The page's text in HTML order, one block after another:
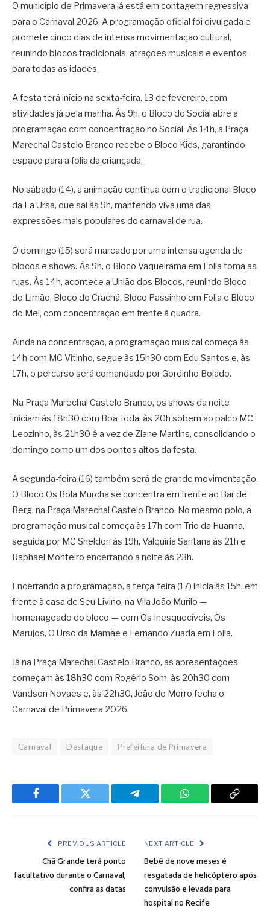
O município de Primavera já está em contagem regressiva
para o Carnaval 2026. A programação oficial foi divulgada e
promete cinco dias de intensa movimentação cultural,
reunindo blocos tradicionais, atrações musicais e eventos
para todas as idades.
A festa terá início na sexta-feira, 13 de fevereiro, com
atividades já pela manhã. Às 9h, o Bloco do Social abre a
programação com concentração no Social. Às 14h, a Praça
Marechal Castelo Branco recebe o Bloco Kids, garantindo
espaço para a folia da criançada.
No sábado (14), a animação continua com o tradicional Bloco
da La Ursa, que sai às 9h, mantendo viva uma das
expressões mais populares do carnaval de rua.
O domingo (15) será marcado por uma intensa agenda de
blocos e shows. Às 9h, o Bloco Vaqueirama em Folia toma as
ruas. Às 14h, acontece a União dos Blocos, reunindo Bloco
do Limão, Bloco do Crachá, Bloco Passinho em Folia e Bloco
do Mel, com concentração em frente à quadra.
Ainda na concentração, a programação musical começa às
14h com MC Vitinho, segue às 15h30 com Edu Santos e, às
17h, o percurso será comandado por Gordinho Bolado.
Na Praça Marechal Castelo Branco, os shows da noite
iniciam às 18h30 com Boa Toda, às 20h sobem ao palco MC
Leozinho, às 21h30 é a vez de Ziane Martins, consolidando o
domingo como um dos pontos altos da festa.
A segunda-feira (16) também será de grande movimentação.
O Bloco Os Bola Murcha se concentra em frente ao Bar de
Berg, na Praça Marechal Castelo Branco. No mesmo polo, a
programação musical começa às 17h com Trio da Huanna,
seguida por MC Sheldon às 19h, Valquíria Santana às 21h e
Raphael Monteiro encerrando a noite às 23h.
Encerrando a programação, a terça-feira (17) inicia às 15h, em
frente à casa de Seu Livino, na Vila João Murilo —
homenageado do bloco — com Os Inesquecíveis, Os
Marujos, O Urso da Mamãe e Fernando Zuada em Folia.
Já na Praça Marechal Castelo Branco, as apresentações
começam às 18h30 com Rogério Som, às 20h30 com
Vandson Novaes e, às 22h30, João do Morro fecha o
Carnaval de Primavera 2026.
Carnaval Destaque Prefeitura de Primavera
Facebook Twitter Telegram WhatsApp Copy
PREVIOUS ARTICLE
Chã Grande terá ponto
facultativo durante o Carnaval;
confira as datas
NEXT ARTICLE
Bebê de nove meses é
resgatada de helicóptero após
convulsão e levada para
hospital no Recife